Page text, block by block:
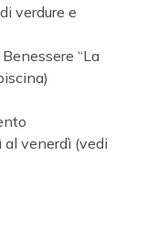
verdure e
“La
al venerdì (vedi